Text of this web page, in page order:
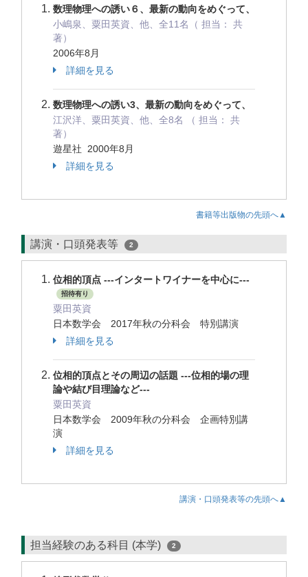
数理物理への誘い６、最新の動向をめぐって、
小嶋泉、粟田英資、他、全11名（ 担当： 共
著）
2006年8月
詳細を見る
数理物理への誘い3、最新の動向をめぐって、
江沢洋、粟田英資、他、全8名 （ 担当： 共
著）
遊星社 2000年8月
詳細を見る
書籍等出版物の先頭へ▲
講演・口頭発表等 2
位相的頂点 ---インタートワイナーを中心に---
招待有り
粟田英資
日本数学会 2017年秋の分科会 特別講演
詳細を見る
位相的頂点とその周辺の話題 ---位相的場の理
論や結び目理論など---
粟田英資
日本数学会 2009年秋の分科会 企画特別講
演
詳細を見る
講演・口頭発表等の先頭へ▲
担当経験のある科目 (本学) 2